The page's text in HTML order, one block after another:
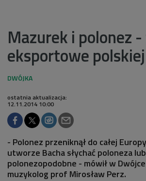
Mazurek i polonez
eksportowe
ostatnia aktualizacja:
12.11.2014 10:00
- Polonez przeniknął do całej
utworze Bacha słychać poloneza
polonezopodobne - mówił w
muzykolog prof Mirosław Perz.